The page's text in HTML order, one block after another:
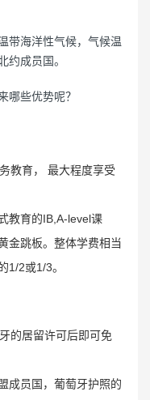
带海洋性气候，气候温
约成员国。
哪些优势呢？
教育， 最大程度享受
教育的IB,A-level课
金跳板。整体学费相当
1/2或1/3。
的居留许可后即可免
成员国，葡萄牙护照的